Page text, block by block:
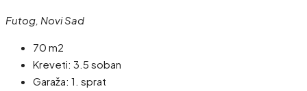
Futog, Novi Sad
70 m2
Kreveti: 3.5 soban
Garaža: 1. sprat